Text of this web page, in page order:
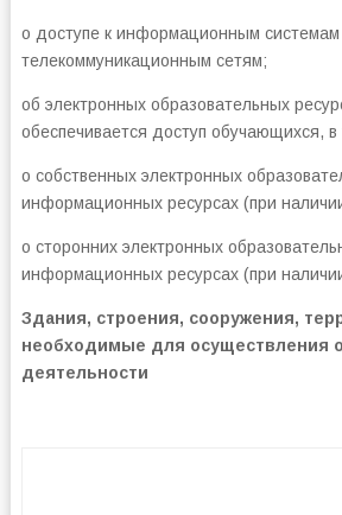
о доступе к информационным
телекоммуникационным сетям;
об электронных образовательных
обеспечивается доступ обучающихся, в
о собственных электронных
информационных ресурсах (при
о сторонних электронных
информационных ресурсах (при
Здания, строения, сооружения,
необходимые для осуществления
деятельности